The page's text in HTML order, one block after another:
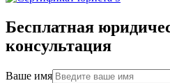
Бесплатная
консультация
Ваше имя